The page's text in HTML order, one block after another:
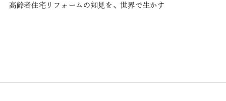
高齢者住宅リフォームの知見を、世界で生かす